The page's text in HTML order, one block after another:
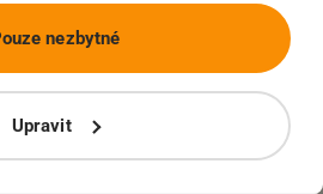
Upravit
nezbytné